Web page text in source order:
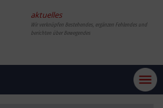
aktuelles
Wir verknüpfen Bestehendes, ergänzen Fehlendes und
berichten über Bewegendes